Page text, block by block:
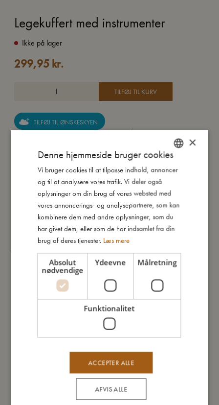
Legekuffert med instrumenter
Ikke på lager
299,95 kr.
TILFØJ TIL KURV
TILFØJ TIL ØNSKESKYEN
Med denne fine legekuffert med instrumenter kan dit barn
udforske lyde og rytmer, samtidig med at det udvikler sin
finmotorik. Kufferten indeholder tre instrumenter: Castagnet,
maracas og tamburin. Instrumenterne er lavet lavet i poppel-
og bøgetræ og udsmykket med de sødeste illustrationer af
egern samt elementer fra naturen. Ydersiden af kufferten er
udsmykket med det fine print Chestnuts med farverige
kastanjeblade. Den praktiske kuffert gør det nemt at tage sættet
med på tur og gør oprydningen til en leg, når koncerten er
Dette sæt er grundigt testet og godkendt efter den europæiske
sikkerhedsstandard for legetøj; EN71.
DANISH
GERMAN
×
Denne hjemmeside bruger cookies
Vi bruger cookies til at tilpasse indhold, annoncer
og til at analysere vores trafik. Vi deler også
oplysninger om din brug af vores websted med
vores annoncerings- og analysepartnere, som kan
kombinere dem med andre oplysninger, som du
har givet dem, eller som de har indsamlet fra din
brug af deres tjenester. Læs mere
Absolut
nødvendige
Ydeevne Målretning
Funktionalitet
ACCEPTER ALLE
AFVIS ALLE